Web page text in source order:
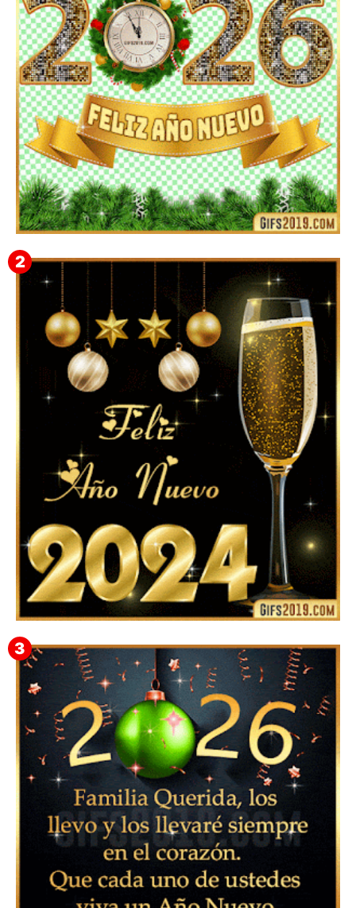
▷ Imágenes 2026 PNG sin Fondo y Transparentes en
3D 【DESCARGAR GRATIS】 ⬇️
Feliz Año Nuevo 2024: Mensajes, Frases, Imágenes
GIF para Compartir en WhatsApp, Telegram e
Instagram